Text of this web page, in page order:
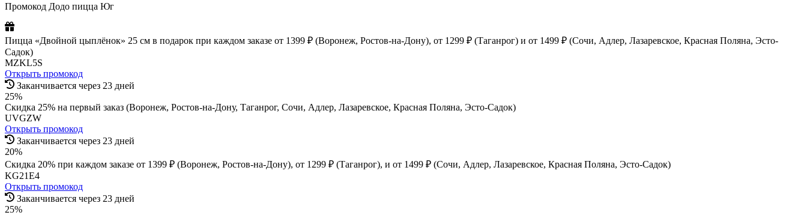
Промокод Додо пицца Юг
Пицца «Двойной цыплёнок» 25 см в подарок при каждом заказе от 1399 ₽ (Воронеж, Ростов-на-Дону), от 1299 ₽ (Таганрог) и от 1499 ₽ (Сочи, Адлер, Лазаревское, Красная Поляна, Эсто-
Садок)
MZKL5S
Открыть промокод
Заканчивается через 23 дней
25%
Скидка 25% на первый заказ (Воронеж, Ростов-на-Дону, Таганрог, Сочи, Адлер, Лазаревское, Красная Поляна, Эсто-Садок)
UVGZW
Открыть промокод
Заканчивается через 23 дней
20%
Скидка 20% при каждом заказе от 1399 ₽ (Воронеж, Ростов-на-Дону), от 1299 ₽ (Таганрог), и от 1499 ₽ (Сочи, Адлер, Лазаревское, Красная Поляна, Эсто-Садок)
KG21E4
Открыть промокод
Заканчивается через 23 дней
25%